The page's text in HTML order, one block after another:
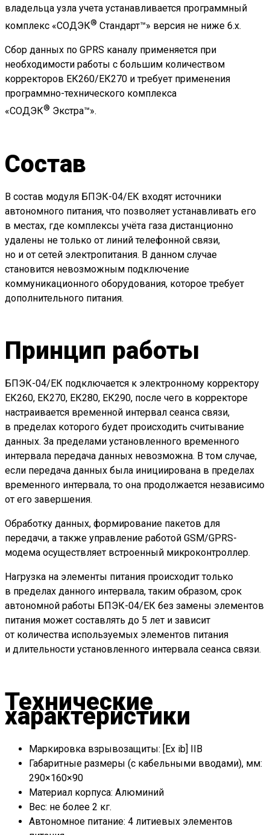
владельца узла учета устанавливается программный
комплекс «СОДЭК® Стандарт™» версия не ниже 6.х.
Сбор данных по GPRS каналу применяется при
необходимости работы с большим количеством
корректоров ЕК260/ЕК270 и требует применения
программно-технического комплекса
«СОДЭК® Экстра™».
Состав
В состав модуля БПЭК-04/ЕК входят источники
автономного питания, что позволяет устанавливать его
в местах, где комплексы учёта газа дистанционно
удалены не только от линий телефонной связи,
но и от сетей электропитания. В данном случае
становится невозможным подключение
коммуникационного оборудования, которое требует
дополнительного питания.
Принцип работы
БПЭК-04/ЕК подключается к электронному корректору
ЕК260, ЕК270, ЕК280, ЕК290, после чего в корректоре
настраивается временной интервал сеанса связи,
в пределах которого будет происходить считывание
данных. За пределами установленного временного
интервала передача данных невозможна. В том случае,
если передача данных была инициирована в пределах
временного интервала, то она продолжается независимо
от его завершения.
Обработку данных, формирование пакетов для
передачи, а также управление работой GSM/GPRS-
модема осуществляет встроенный микроконтроллер.
Нагрузка на элементы питания происходит только
в пределах данного интервала, таким образом, срок
автономной работы БПЭК-04/ЕК без замены элементов
питания может составлять до 5 лет и зависит
от количества используемых элементов питания
и длительности установленного интервала сеанса связи.
Технические
характеристики
Маркировка взрывозащиты: [Ex ib] IIB
Габаритные размеры (с кабельными вводами), мм:
290×160×90
Материал корпуса: Алюминий
Вес: не более 2 кг.
Автономное питание: 4 литиевых элементов